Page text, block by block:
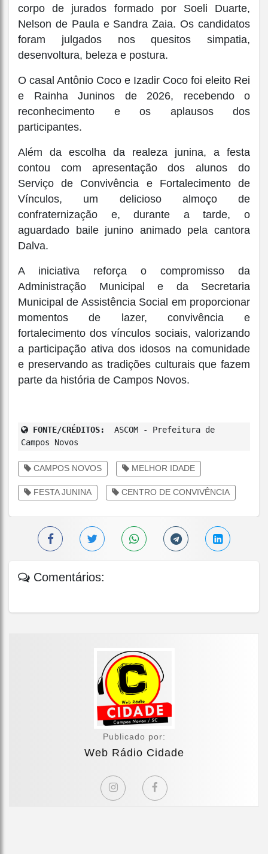
corpo de jurados formado por Soeli Duarte,
Nelson de Paula e Sandra Zaia. Os candidatos
foram julgados nos quesitos simpatia,
desenvoltura, beleza e postura.
O casal Antônio Coco e Izadir Coco foi eleito Rei
e Rainha Juninos de 2026, recebendo o
reconhecimento e os aplausos dos
participantes.
Além da escolha da realeza junina, a festa
contou com apresentação dos alunos do
Serviço de Convivência e Fortalecimento de
Vínculos, um delicioso almoço de
confraternização e, durante a tarde, o
aguardado baile junino animado pela cantora
Dalva.
A iniciativa reforça o compromisso da
Administração Municipal e da Secretaria
Municipal de Assistência Social em proporcionar
momentos de lazer, convivência e
fortalecimento dos vínculos sociais, valorizando
a participação ativa dos idosos na comunidade
e preservando as tradições culturais que fazem
parte da história de Campos Novos.
FONTE/CRÉDITOS:
ASCOM - Prefeitura de
Campos Novos
CAMPOS NOVOS MELHOR IDADE
FESTA JUNINA CENTRO DE CONVIVÊNCIA
Comentários:
Publicado por:
Web Rádio Cidade